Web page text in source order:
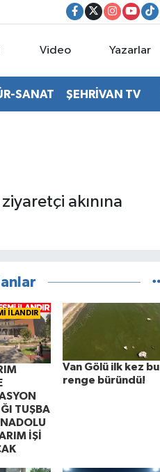
Video Yazarlar
SANAT ŞEHRİVAN TV
akınına
İLANDIR
TUŞBA
İŞİ
Van Gölü ilk kez bu
renge büründü!